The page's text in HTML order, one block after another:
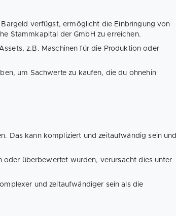
verfügst, ermöglicht die Einbringung von
Stammkapital der GmbH zu erreichen.
z.B. Maschinen für die Produktion oder
um Sachwerte zu kaufen, die du ohnehin
Das kann kompliziert und zeitaufwändig sein und
oder überbewertet wurden, verursacht dies unter
und zeitaufwändiger sein als die